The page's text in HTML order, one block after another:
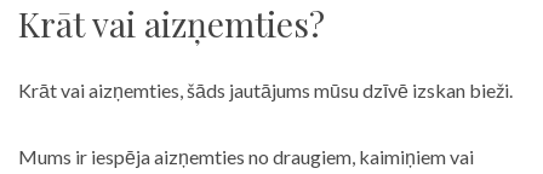
Krāt vai aizņemties?
Krāt vai aizņemties, šāds jautājums mūsu dzīvē izskan bieži.
Mums ir iespēja aizņemties no draugiem, kaimiņiem vai